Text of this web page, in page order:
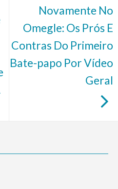
Novamente No
Omegle: Os Prós E
Contras Do Primeiro
Bate-papo Por Vídeo
Geral